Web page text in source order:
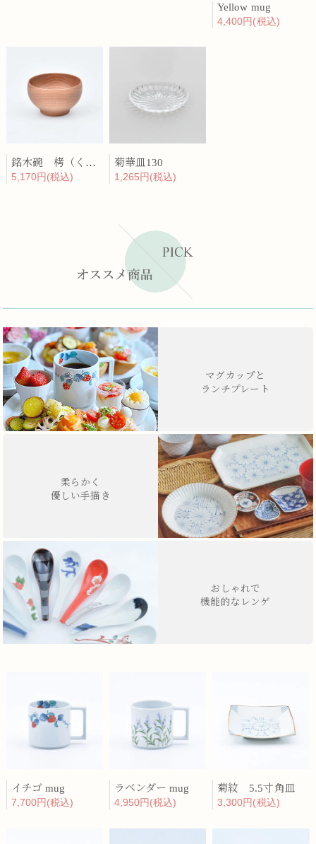
Yellow mug
4,400円(税込)
銘木碗 栲（くるみ）
5,170円(税込)
菊華皿130
1,265円(税込)
マグカップと
ランチプレート
柔らかく
優しい手描き
おしゃれで
機能的なレンゲ
イチゴ mug
7,700円(税込)
ラベンダー mug
4,950円(税込)
菊紋 5.5寸角皿
3,300円(税込)